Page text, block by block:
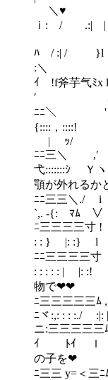
＼♥ |
ｉ: / .:|
| | l
ﾊ / :|
:＼ | |
ｲ !f斧
′ ホント
ﾆﾆ＼
{::::，
| ｯ/
ﾆﾆ三
弋
顎が外れるか
ﾆﾆ三三＼
`,. -{: ﾏﾑ ∨
ﾆ三三三
: : } |:
ﾆﾆ三三三
: : : : : |
物で❤❤
ﾆ三三三
ﾆヾ:,: : :
ニ:三三三三
ｲ ﾄｲ
の子を❤
ﾆ三三 y=＜三